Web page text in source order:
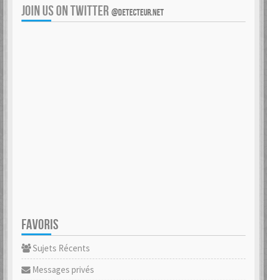
JOIN US ON TWITTER @DETECTEUR.NET
FAVORIS
Sujets Récents
Messages privés